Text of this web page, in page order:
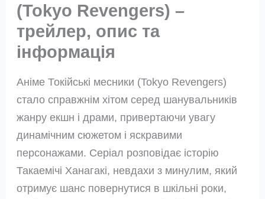
(Tokyo Revengers) –
трейлер, опис та
інформація
Аніме Токійські месники (Tokyo Revengers)
стало справжнім хітом серед шанувальників
жанру екшн і драми, привертаючи увагу
динамічним сюжетом і яскравими
персонажами. Серіал розповідає історію
Такаемічі Ханагакі, невдахи з минулим, який
отримує шанс повернутися в шкільні роки,